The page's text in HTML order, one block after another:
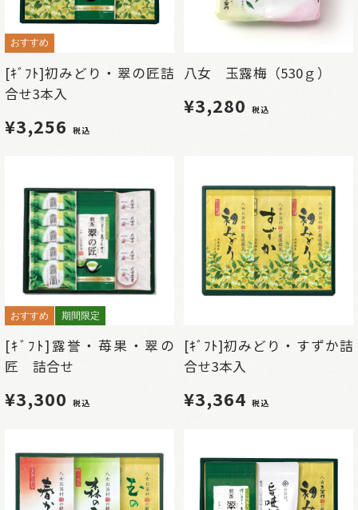
おすすめ
[ｷﾞﾌﾄ]初みどり・翠の匠詰
合せ3本入
¥3,256 税込
八女 玉露梅（530ｇ）
¥3,280 税込
おすすめ 期間限定
[ｷﾞﾌﾄ]露誉・苺果・翠の
匠 詰合せ
¥3,300 税込
[ｷﾞﾌﾄ]初みどり・すずか詰
合せ3本入
¥3,364 税込